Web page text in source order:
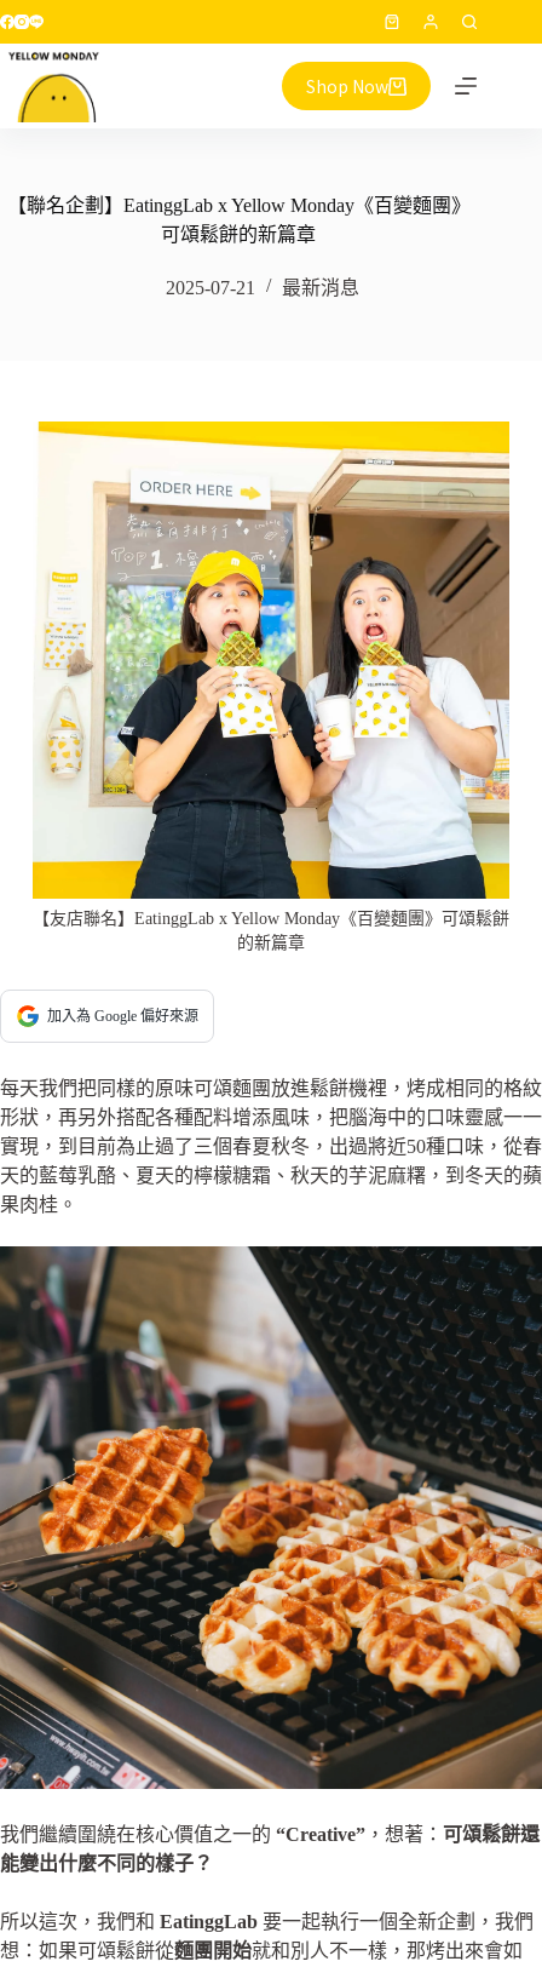
跳
至
物
車
Shop Now
【聯名企劃】EatinggLab x Yellow Monday《百變麵團》
可頌鬆餅的新篇章
2025-07-21 最新消息
【友店聯名】EatinggLab x Yellow Monday《百變麵團》可頌鬆餅
的新篇章
加入為 Google 偏好來源
每天我們把同樣的原味可頌麵團放進鬆餅機裡，烤成相同的格紋
形狀，再另外搭配各種配料增添風味，把腦海中的口味靈感一一
實現，到目前為止過了三個春夏秋冬，出過將近50種口味，從春
天的藍莓乳酪、夏天的檸檬糖霜、秋天的芋泥麻糬，到冬天的蘋
果肉桂。
我們繼續圍繞在核心價值之一的 “Creative” ，想著： 可頌鬆餅還
能變出什麼不同的樣子？
所以這次，我們和 EatinggLab 要一起執行一個全新企劃，我們
想：如果可頌鬆餅從麵團開始就和別人不一樣，那烤出來會如